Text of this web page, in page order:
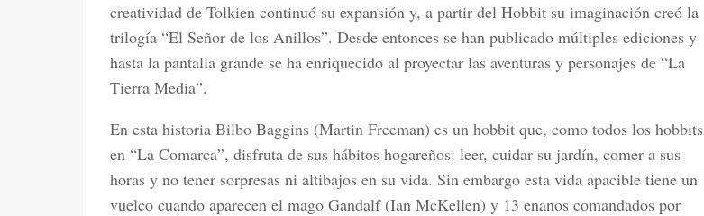
creatividad de Tolkien continuó su expansión y, a partir del Hobbit su imaginación creó la
trilogía “El Señor de los Anillos”. Desde entonces se han publicado múltiples ediciones y
hasta la pantalla grande se ha enriquecido al proyectar las aventuras y personajes de “La
Tierra Media”.
En esta historia Bilbo Baggins (Martin Freeman) es un hobbit que, como todos los hobbits
en “La Comarca”, disfruta de sus hábitos hogareños: leer, cuidar su jardín, comer a sus
horas y no tener sorpresas ni altibajos en su vida. Sin embargo esta vida apacible tiene un
vuelco cuando aparecen el mago Gandalf (Ian McKellen) y 13 enanos comandados por